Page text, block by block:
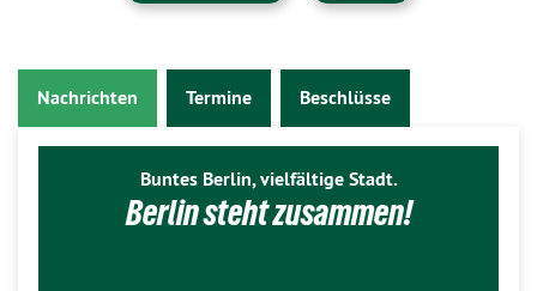
Nachrichten Termine Beschlüsse
Buntes Berlin, vielfältige Stadt.
Berlin steht zusammen!